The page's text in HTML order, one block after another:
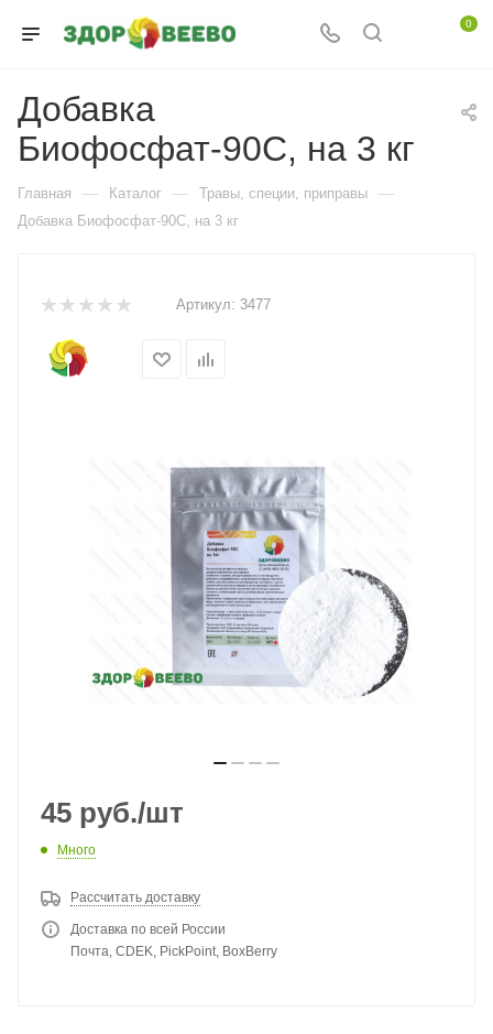
0
Добавка
Биофосфат-90С, на 3 кг
Главная — Каталог — Травы, специи, приправы —
Добавка Биофосфат-90С, на 3 кг
Артикул: 3477
45 руб./шт
Много
Рассчитать доставку
Доставка по всей России
Почта, CDEK, PickPoint, BoxBerry